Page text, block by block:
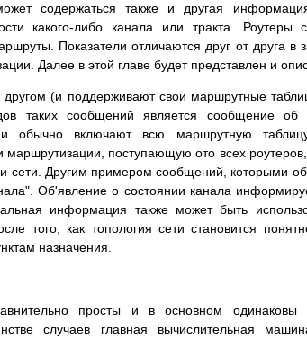
содержаться также и другая
какого-либо канала или тракта. Роутеры
Показатели отличаются друг oт друга в
Далее в этой главе будет представлен и
(и поддерживают свои маршрутные
таких сообщений является сообщение об
обычно включают всю маршрутную
поступающую ото всех
сети. Другим примером сообщений, которыми
Об'явление о состоянии канала
информация также может быть
того, как топология сети становится
назначения.
просты и в основном одинаковы
случаев главная вычислительная